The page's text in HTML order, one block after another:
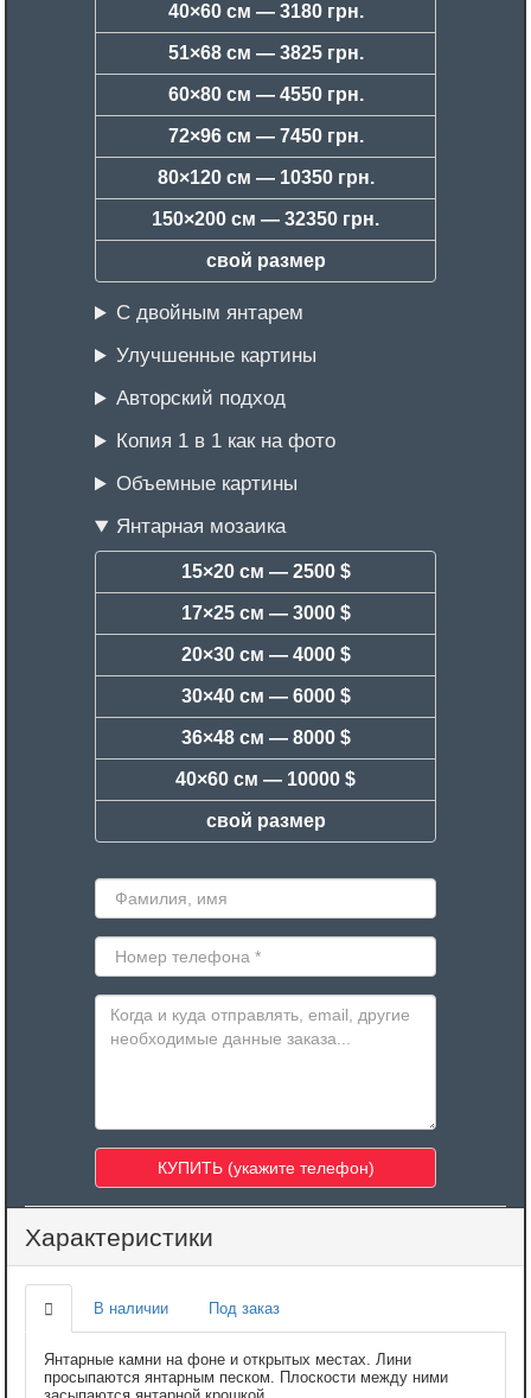
40×60 см — 3180 грн.
51×68 см — 3825 грн.
60×80 см — 4550 грн.
72×96 см — 7450 грн.
80×120 см — 10350 грн.
150×200 см — 32350 грн.
свой размер
С двойным янтарем
Улучшенные картины
Авторский подход
Копия 1 в 1 как на фото
Объемные картины
Янтарная мозаика
15×20 см — 2500 $
17×25 см — 3000 $
20×30 см — 4000 $
30×40 см — 6000 $
36×48 см — 8000 $
40×60 см — 10000 $
свой размер
Характеристики
В наличии Под заказ
Янтарные камни на фоне и открытых местах. Лини
просыпаются янтарным песком. Плоскости между ними